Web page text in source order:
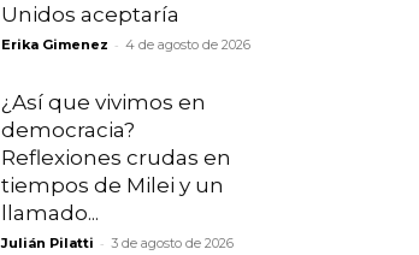
Unidos aceptaría
Erika Gimenez - 4 de agosto de 2026
¿Así que vivimos en
democracia?
Reflexiones crudas en
tiempos de Milei y un
llamado...
Julián Pilatti - 3 de agosto de 2026